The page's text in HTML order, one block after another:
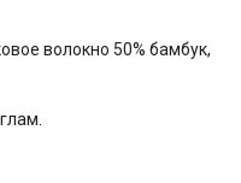
волокно 50% бамбук,